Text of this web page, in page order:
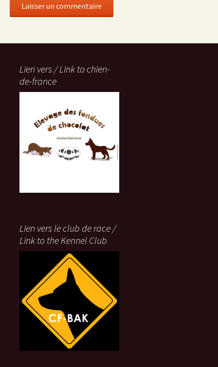
Lien vers / Link to chien-
de-france
Lien vers le club de race /
Link to the Kennel Club